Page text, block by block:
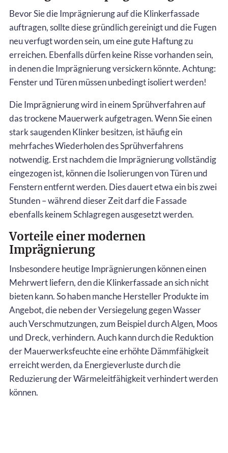
Bevor Sie die Imprägnierung auf die Klinkerfassade
auftragen, sollte diese gründlich gereinigt und die Fugen
neu verfugt worden sein, um eine gute Haftung zu
erreichen. Ebenfalls dürfen keine Risse vorhanden sein,
in denen die Imprägnierung versickern könnte. Achtung:
Fenster und Türen müssen unbedingt isoliert werden!
Die Imprägnierung wird in einem Sprühverfahren auf
das trockene Mauerwerk aufgetragen. Wenn Sie einen
stark saugenden Klinker besitzen, ist häufig ein
mehrfaches Wiederholen des Sprühverfahrens
notwendig. Erst nachdem die Imprägnierung vollständig
eingezogen ist, können die Isolierungen von Türen und
Fenstern entfernt werden. Dies dauert etwa ein bis zwei
Stunden – während dieser Zeit darf die Fassade
ebenfalls keinem Schlagregen ausgesetzt werden.
Vorteile einer modernen
Imprägnierung
Insbesondere heutige Imprägnierungen können einen
Mehrwert liefern, den die Klinkerfassade an sich nicht
bieten kann. So haben manche Hersteller Produkte im
Angebot, die neben der Versiegelung gegen Wasser
auch Verschmutzungen, zum Beispiel durch Algen, Moos
und Dreck, verhindern. Auch kann durch die Reduktion
der Mauerwerksfeuchte eine erhöhte Dämmfähigkeit
erreicht werden, da Energieverluste durch die
Reduzierung der Wärmeleitfähigkeit verhindert werden
können.